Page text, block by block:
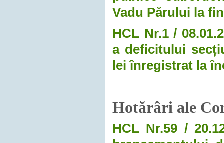
Vadu Părului la
HCL Nr.1 /
a deficitului
lei înregistrat la
Hotărâri ale
HCL Nr.59 /